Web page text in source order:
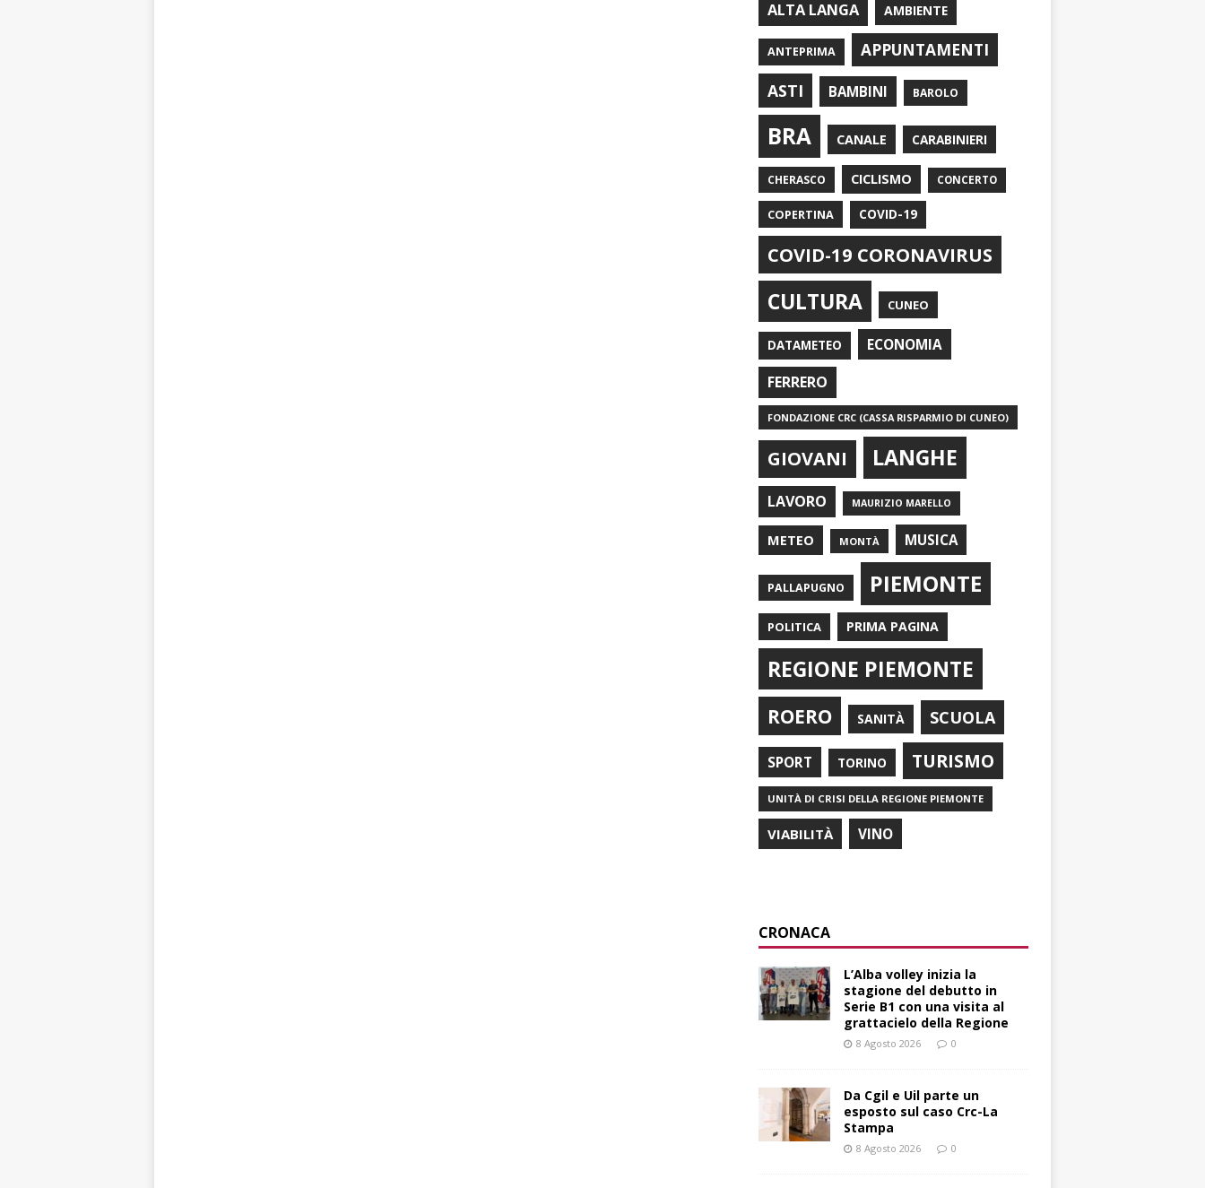
ALTA LANGA AMBIENTE
ANTEPRIMA
APPUNTAMENTI
ASTI
BAMBINI BAROLO
BRA CANALE CARABINIERI
CHERASCO CICLISMO CONCERTO
COPERTINA COVID-19
COVID-19 CORONAVIRUS
CULTURA CUNEO
DATAMETEO ECONOMIA
FERRERO
FONDAZIONE CRC (CASSA RISPARMIO DI CUNEO)
GIOVANI LANGHE
LAVORO MAURIZIO MARELLO
METEO MONTÀ MUSICA
PALLAPUGNO PIEMONTE
POLITICA PRIMA PAGINA
REGIONE PIEMONTE
ROERO SANITÀ SCUOLA
SPORT TORINO TURISMO
UNITÀ DI CRISI DELLA REGIONE PIEMONTE
VIABILITÀ VINO
CRONACA
L’Alba volley inizia la
stagione del debutto in
Serie B1 con una visita al
grattacielo della Regione
8 Agosto 2026 0
Da Cgil e Uil parte un
esposto sul caso Crc-La
Stampa
8 Agosto 2026 0